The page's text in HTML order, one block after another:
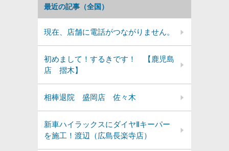
最近の記事（全国）
現在、店舗に電話がつながりません。
初めまして！するきです！ 【鹿児島
店 摺木】
相棒退院 盛岡店 佐々木
新車ハイラックスにダイヤⅡキーパー
を施工！渡辺（広島長楽寺店）